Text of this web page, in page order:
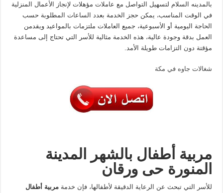
بالمدينه السلام لتسهيل التواصل مع عاملات مؤهلات لإنجاز الأعمال المنزلية
في الوقت المناسب، يمكن حجز الخدمة بعدد الساعات المطلوبة حسب
الحاجة اليومية أو الأسبوعية، جميع العاملات ملتزمات بالمواعيد ويقدمن
العمل بدقة وجودة عالية، هذه الخدمة مثالية للأسر التي تحتاج إلى مساعدة
مؤقتة دون التزامات طويلة الأمد.
شغالات جاوه في مكة
مربية أطفال بالشهر المدينة
المنورة حى ورقان
للأسر التي تبحث عن الرعاية الدقيقة لأطفالها، فإن خدمةمربية أطفال